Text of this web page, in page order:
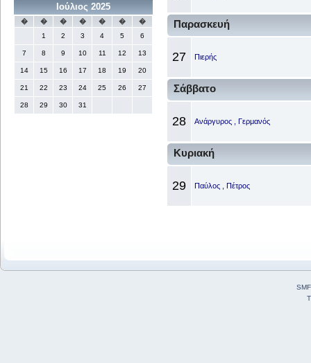
Ιούλιος 2025
� � � � � �
�
1
2 3 4 5 6
7 8 9 10 11 12 13
14 15 16 17 18 19 20
21 22 23 24 25 26 27
28 29 30 31
Παρασκευή
27 Πιερής
Σάββατο
28 Ανάργυρος , Γερμανός
Κυριακή
29 Παύλος , Πέτρος